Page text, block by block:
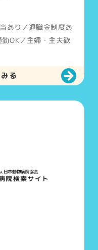
あり／退職金制度あ
OK／主婦・主夫歓
る